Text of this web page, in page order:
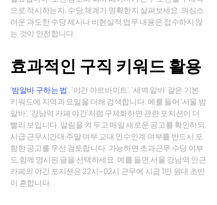
으로 적시하는지, 수당 체계가 명확한지 살펴보세요. 의심스
러운 과도한 수당 제시나 비현실적 업무 내용은 접수하지 않
는 것이 안전합니다.
효과적인 구직 키워드 활용
‘밤알바 구하는 법‘, ‘야간 아르바이트’, ‘새벽 알바’ 같은 기본
키워드에 지역과 요일을 더해 검색합니다. 예를 들어 ‘서울 밤
알바’, ‘강남역 카페 야간’처럼 구체화하면 관련 포지션이 더
빨리 보입니다. 알림을 켜 두고 매일 새로운 공고를 확인하되,
시급·근무시간대·주말 여부·교대 인수인계 여부를 반드시 포
함한 공고를 우선 검토합니다. 가능하면 초과근무 수당 여부
도 함께 명시된 글을 선택하세요. 예를 들면 서울 강남역 인근
카페의 야간 포지션은 22시~02시 근무에 시급 1만 원대 초반
이 흔합니다.